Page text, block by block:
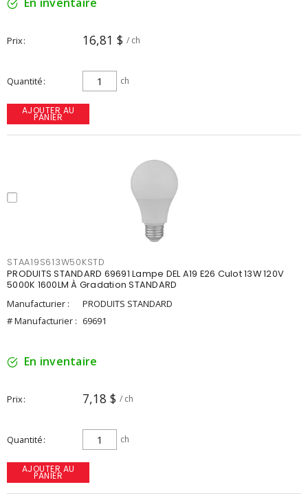
Prix 16,81 $ / ch
Quantité ch
AJOUTER AU
PANIER
STAA19S613W50KSTD
PRODUITS STANDARD 69691 Lampe DEL A19 E26 Culot 13W 120V
5000K 1600LM À Gradation STANDARD
Manufacturier :
PRODUITS STANDARD
# Manufacturier : 69691
En inventaire
Prix 7,18 $ / ch
Quantité ch
AJOUTER AU
PANIER